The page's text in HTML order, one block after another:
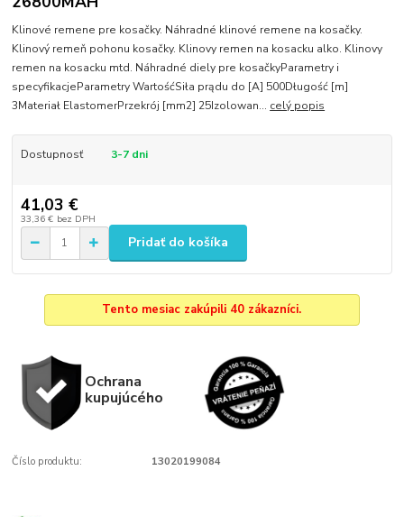
Klinové remene pre kosačky. Náhradné klinové remene na kosačky.
Klinový remeň pohonu kosačky. Klinovy remen na kosacku alko. Klinovy
remen na kosacku mtd. Náhradné diely pre kosačkyParametry i
specyfikacjeParametry WartośćSiła prądu do [A] 500Długość [m]
3Materiał ElastomerPrzekrój [mm2] 25Izolowan... celý popis
Dostupnosť 3-7 dni
41,03 €
33,36 € bez DPH
Pridať do košíka
Tento mesiac zakúpili 40 zákazníci.
Ochrana
kupujúcého
Číslo produktu: 13020199084